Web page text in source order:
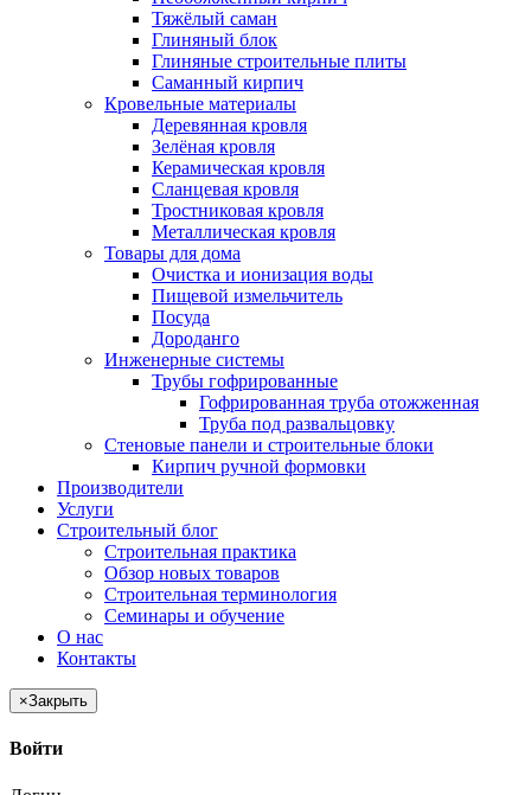
Тяжёлый саман
Глиняный блок
Глиняные строительные плиты
Саманный кирпич
Кровельные материалы
Деревянная кровля
Зелёная кровля
Керамическая кровля
Сланцевая кровля
Тростниковая кровля
Металлическая кровля
Товары для дома
Очистка и ионизация воды
Пищевой измельчитель
Посуда
Дороданго
Инженерные системы
Трубы гофрированные
Гофрированная труба отожженная
Труба под развальцовку
Стеновые панели и строительные блоки
Кирпич ручной формовки
Производители
Услуги
Строительный блог
Строительная практика
Обзор новых товаров
Строительная терминология
Семинары и обучение
О нас
Контакты
×Закрыть
Войти